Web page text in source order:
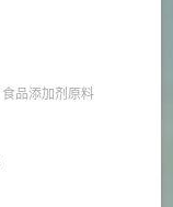
食品添加剂原料